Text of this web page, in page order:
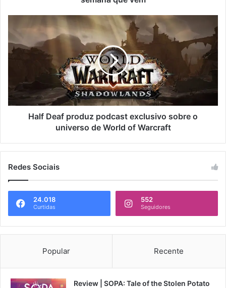
Half Deaf produz podcast exclusivo sobre o
universo de World of Warcraft
Redes Sociais
24.018
Curtidas
552
Seguidores
Popular Recente
Review | SOPA: Tale of the Stolen Potato